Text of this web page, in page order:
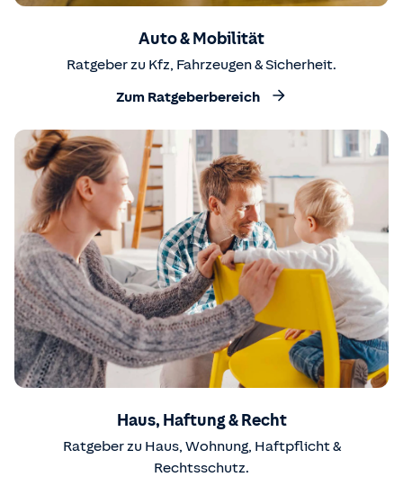
Auto & Mobilität
Ratgeber zu Kfz, Fahrzeugen & Sicherheit.
Zum Ratgeberbereich
Haus, Haftung & Recht
Ratgeber zu Haus, Wohnung, Haftpflicht &
Rechtsschutz.